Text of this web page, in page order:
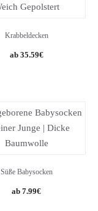
Krabbeldecken
Original
35.59€Current
Süße Babysocken
7.99€